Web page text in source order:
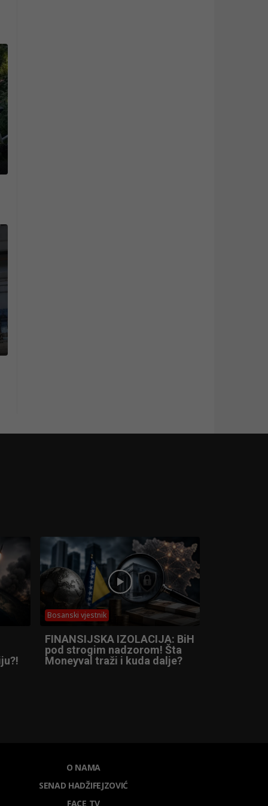
Bosanski vjestnik
FINANSIJSKA IZOLACIJA: BiH
pod strogim nadzorom! Šta
Moneyval traži i kuda dalje?
O NAMA
SENAD HADŽIFEJZOVIĆ
FACE TV